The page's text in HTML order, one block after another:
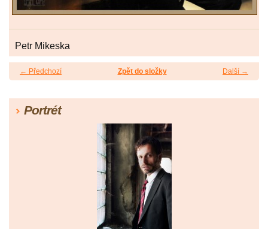
Petr Mikeska
← Předchozí Další →
Zpět do složky
Portrét